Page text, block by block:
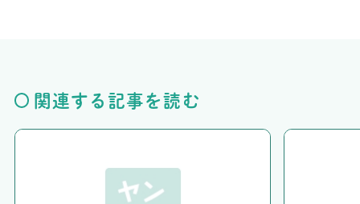
関連する記事を読む